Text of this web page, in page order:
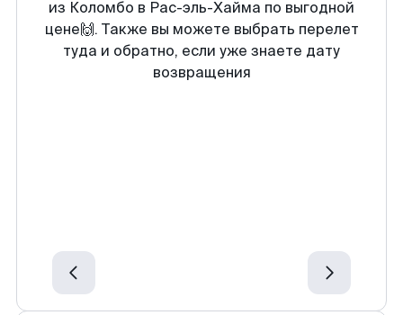
из Коломбо в Рас-эль-Хайма по выгодной
цене🙌. Также вы можете выбрать перелет
туда и обратно, если уже знаете дату
возвращения